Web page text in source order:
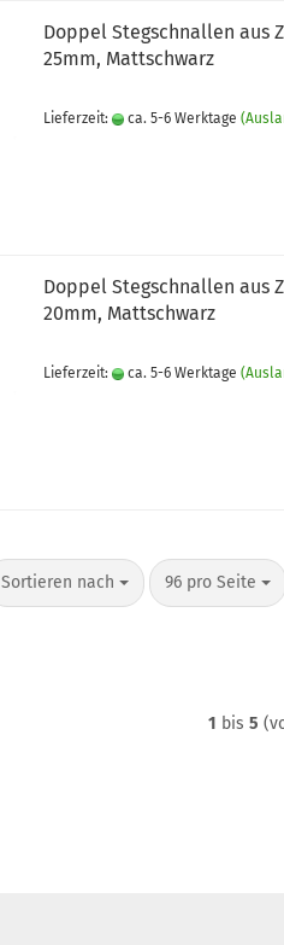
Doppel Stegschnallen aus
25mm, Mattschwarz
Lieferzeit: ca. 5-6 Werktage
Doppel Stegschnallen aus
20mm, Mattschwarz
Lieferzeit: ca. 5-6 Werktage
Sortieren nach
Sortieren nach 96 pro Seite
pro Seite
1 bis 5